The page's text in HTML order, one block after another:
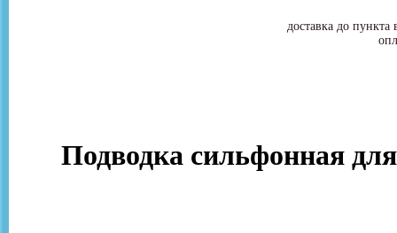
доставка до
Подводка сильфонная